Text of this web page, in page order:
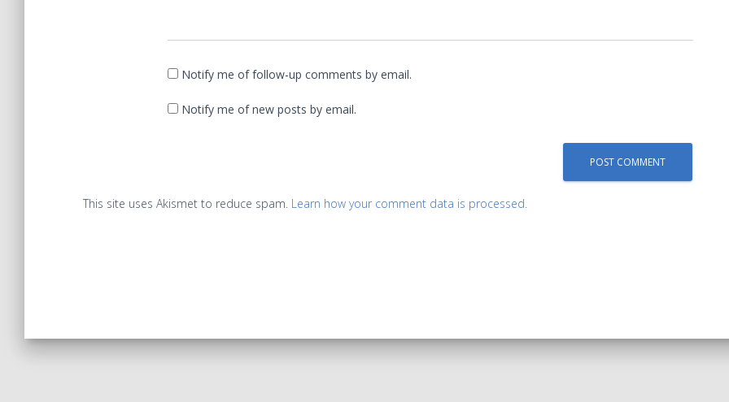
Notify me of follow-up comments by email.
Notify me of new posts by email.
This site uses Akismet to reduce spam. Learn how your comment data is processed.